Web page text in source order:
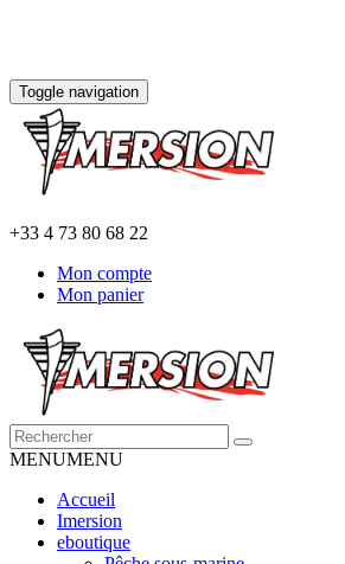
Toggle navigation
+33 4 73 80 68 22
Mon compte
Mon panier
MENUMENU
Accueil
Imersion
eboutique